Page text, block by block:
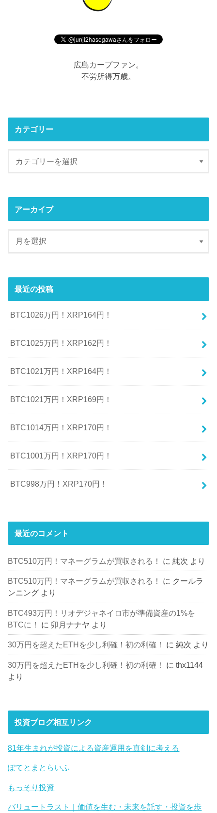
広島カープファン。
不労所得万歳。
カテゴリー
アーカイブ
最近の投稿
BTC1026万円！XRP164円！
BTC1025万円！XRP162円！
BTC1021万円！XRP164円！
BTC1021万円！XRP169円！
BTC1014万円！XRP170円！
BTC1001万円！XRP170円！
BTC998万円！XRP170円！
最近のコメント
BTC510万円！マネーグラムが買収される！ に純次 より
BTC510万円！マネーグラムが買収される！ に クールラ
ンニング より
BTC493万円！リオデジャネイロ市が準備資産の1%を
BTCに！
に 卯月ナナヤ より
30万円を超えたETHを少し利確！初の利確！ に純次 より
30万円を超えたETHを少し利確！初の利確！ にthx1144
より
投資ブログ相互リンク
81年生まれが投資による資産運用を真剣に考える
ぽてとまとらいふ
もっそり投資
バリュートラスト｜価値を生む・未来を託す・投資を歩